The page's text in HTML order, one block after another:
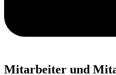
Mitarbeiter und